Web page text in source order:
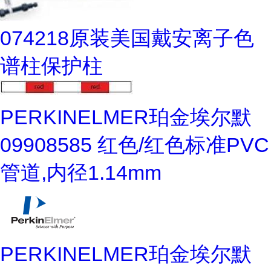
074218原装美国戴安离子色
谱柱保护柱
PERKINELMER珀金埃尔默
09908585 红色/红色标准PVC
管道,内径1.14mm
PERKINELMER珀金埃尔默